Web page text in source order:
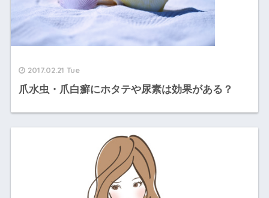
2017.02.21 Tue
爪水虫・爪白癬にホタテや尿素は効果がある？